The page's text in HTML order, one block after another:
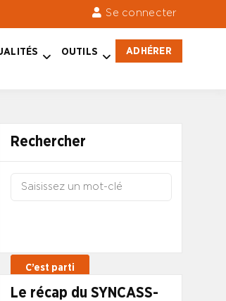
Se connecter
OUTILS ADHÉRER
Rechercher
Le récap du SYNCASS-